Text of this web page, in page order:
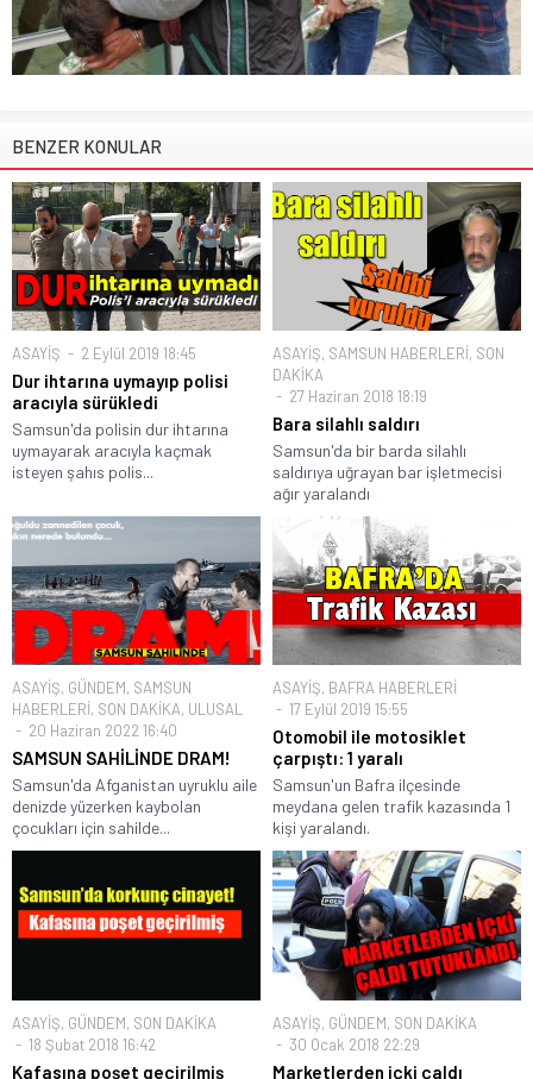
BENZER KONULAR
ASAYİŞ 2 Eylül 2019 18:45
Dur ihtarına uymayıp polisi
aracıyla sürükledi
Samsun'da polisin dur ihtarına
uymayarak aracıyla kaçmak
isteyen şahıs polis...
ASAYİŞ, SAMSUN HABERLERİ, SON
DAKİKA
27 Haziran 2018 18:19
Bara silahlı saldırı
Samsun'da bir barda silahlı
saldırıya uğrayan bar işletmecisi
ağır yaralandı
ASAYİŞ, GÜNDEM, SAMSUN
HABERLERİ, SON DAKİKA, ULUSAL
20 Haziran 2022 16:40
SAMSUN SAHİLİNDE DRAM!
Samsun'da Afganistan uyruklu aile
denizde yüzerken kaybolan
çocukları için sahilde...
ASAYİŞ, BAFRA HABERLERİ
17 Eylül 2019 15:55
Otomobil ile motosiklet
çarpıştı: 1 yaralı
Samsun'un Bafra ilçesinde
meydana gelen trafik kazasında 1
kişi yaralandı.
ASAYİŞ, GÜNDEM, SON DAKİKA
18 Şubat 2018 16:42
Kafasına poşet geçirilmiş
ASAYİŞ, GÜNDEM, SON DAKİKA
30 Ocak 2018 22:29
Marketlerden içki çaldı